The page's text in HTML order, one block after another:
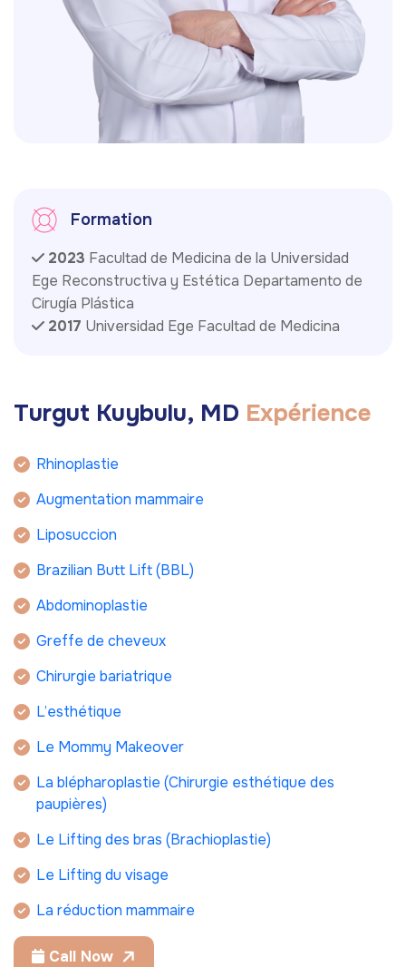
Formation
2023 Facultad de Medicina de la Universidad
Ege Reconstructiva y Estética Departamento de
Cirugía Plástica
2017 Universidad Ege Facultad de Medicina
Turgut Kuybulu, MD Expérience
Rhinoplastie
Augmentation mammaire
Liposuccion
Brazilian Butt Lift (BBL)
Abdominoplastie
Greffe de cheveux
Chirurgie bariatrique
L’esthétique
Le Mommy Makeover
La blépharoplastie (Chirurgie esthétique des
paupières)
Le Lifting des bras (Brachioplastie)
Le Lifting du visage
La réduction mammaire
Call Now